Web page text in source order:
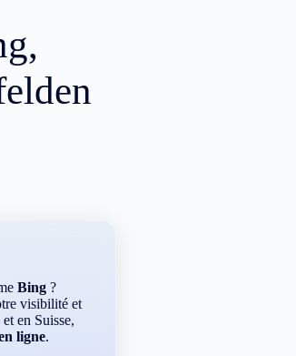
Bing ?
visibilité et
en Suisse,
ligne.